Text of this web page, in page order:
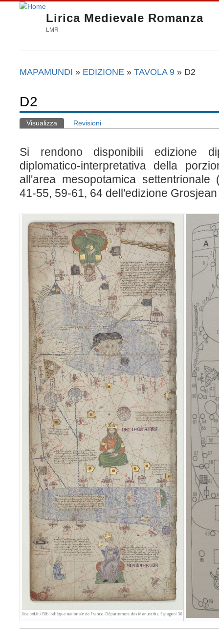
Lirica Medievale Romanza
LMR
Tu sei qui
MAPAMUNDI » EDIZIONE » TAVOLA 9 » D2
D2
Schede primarie
Visualizza (scheda attiva)
Revisioni
Si rendono disponibili edizione
diplomatico-interpretativa della
all'area mesopotamica settentrionale
41-55, 59-61, 64 dell'edizione